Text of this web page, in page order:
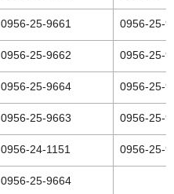
0956-25-9661 0956-25-
0956-25-9662 0956-25-
0956-25-9664 0956-25-
0956-25-9663 0956-25-
0956-24-1151 0956-25-
0956-25-9664